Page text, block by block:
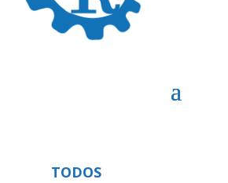
TODOS